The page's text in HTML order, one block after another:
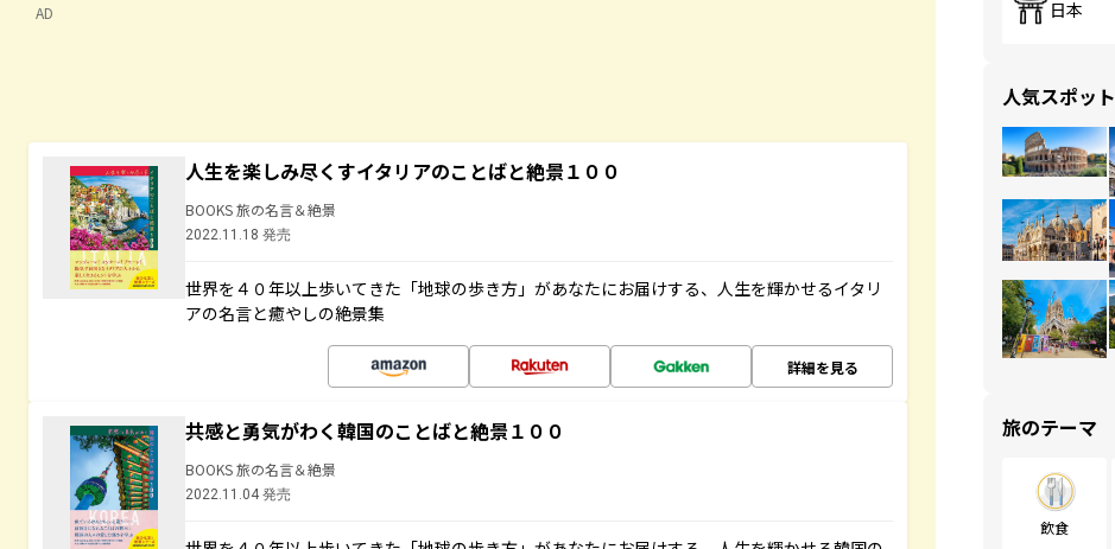
AD
人生を楽しみ尽くすイタリアのことばと絶景１００
BOOKS 旅の名言＆絶景
2022.11.18 発売
世界を４０年以上歩いてきた「地球の歩き方」があなたにお届けする、人生を輝かせるイタリ
アの名言と癒やしの絶景集
詳細を見る
共感と勇気がわく韓国のことばと絶景１００
BOOKS 旅の名言＆絶景
2022.11.04 発売
日本
人気スポット
旅のテーマ
飲食